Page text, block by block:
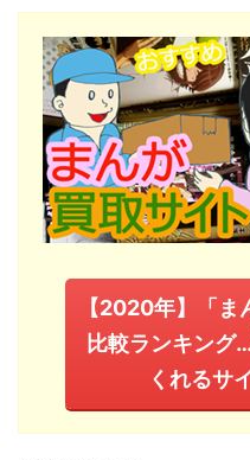
【2020年】「
比較ランキング
くれるサ